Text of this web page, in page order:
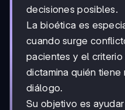
decisiones posibles.
La bioética es
cuando surge
pacientes y el
dictamina quién tiene
diálogo.
Su objetivo es